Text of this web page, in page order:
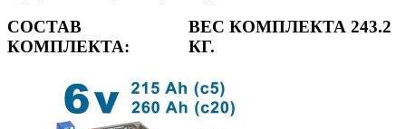
СОСТАВ
КОМПЛЕКТА:
ВЕС КОМПЛЕКТА 243.2
КГ.